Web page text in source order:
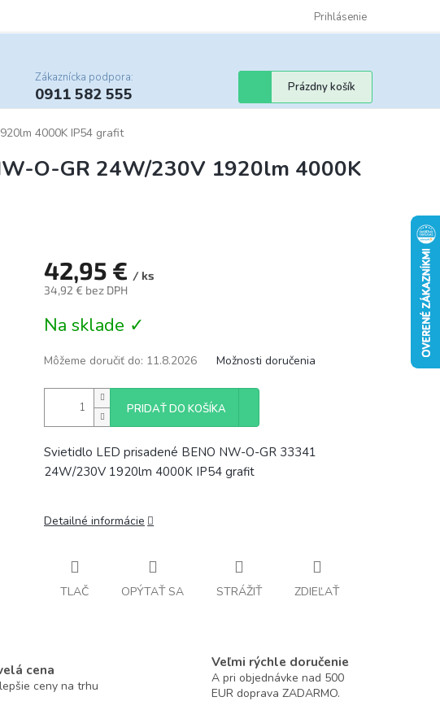
Obchodné podmienky
Prihlásenie
Zákaznícka podpora:
0911 582 555
Nákupný
košík
Prázdny košík
4000K IP54 grafit
O-GR 24W/230V 1920lm 4000K
42,95 € / ks
34,92 € bez DPH
cena:
Na sklade ✓
Môžeme doručiť do: 11.8.2026 Možnosti doručenia
PRIDAŤ DO KOŠÍKA
Svietidlo LED prisadené BENO NW-O-GR 33341
24W/230V 1920lm 4000K IP54 grafit
Detailné informácie
TLAČ OPÝTAŤ SA STRÁŽIŤ ZDIEĽAŤ
cena
ceny na trhu
Veľmi rýchle doručenie
A pri objednávke nad 500
EUR doprava ZADARMO.